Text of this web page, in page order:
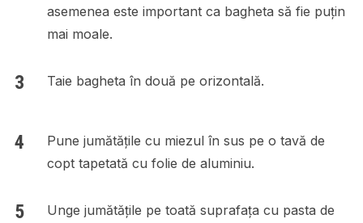
asemenea este important ca bagheta să fie puțin
mai moale.
Taie bagheta în două pe orizontală.
Pune jumătățile cu miezul în sus pe o tavă de
copt tapetată cu folie de aluminiu.
Unge jumătățile pe toată suprafața cu pasta de